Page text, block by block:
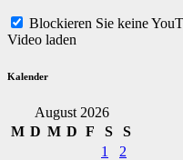
Blockieren Sie keine
Video laden
Kalender
August 2026
M D M D F S
S
1
2